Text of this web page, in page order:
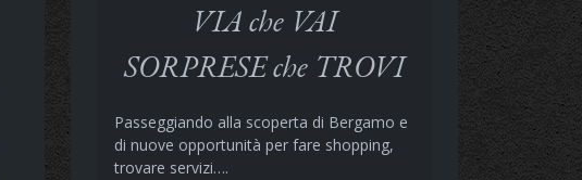
VIA che VAI
SORPRESE che TROVI
Passeggiando alla scoperta di Bergamo e
di nuove opportunità per fare shopping,
trovare servizi….